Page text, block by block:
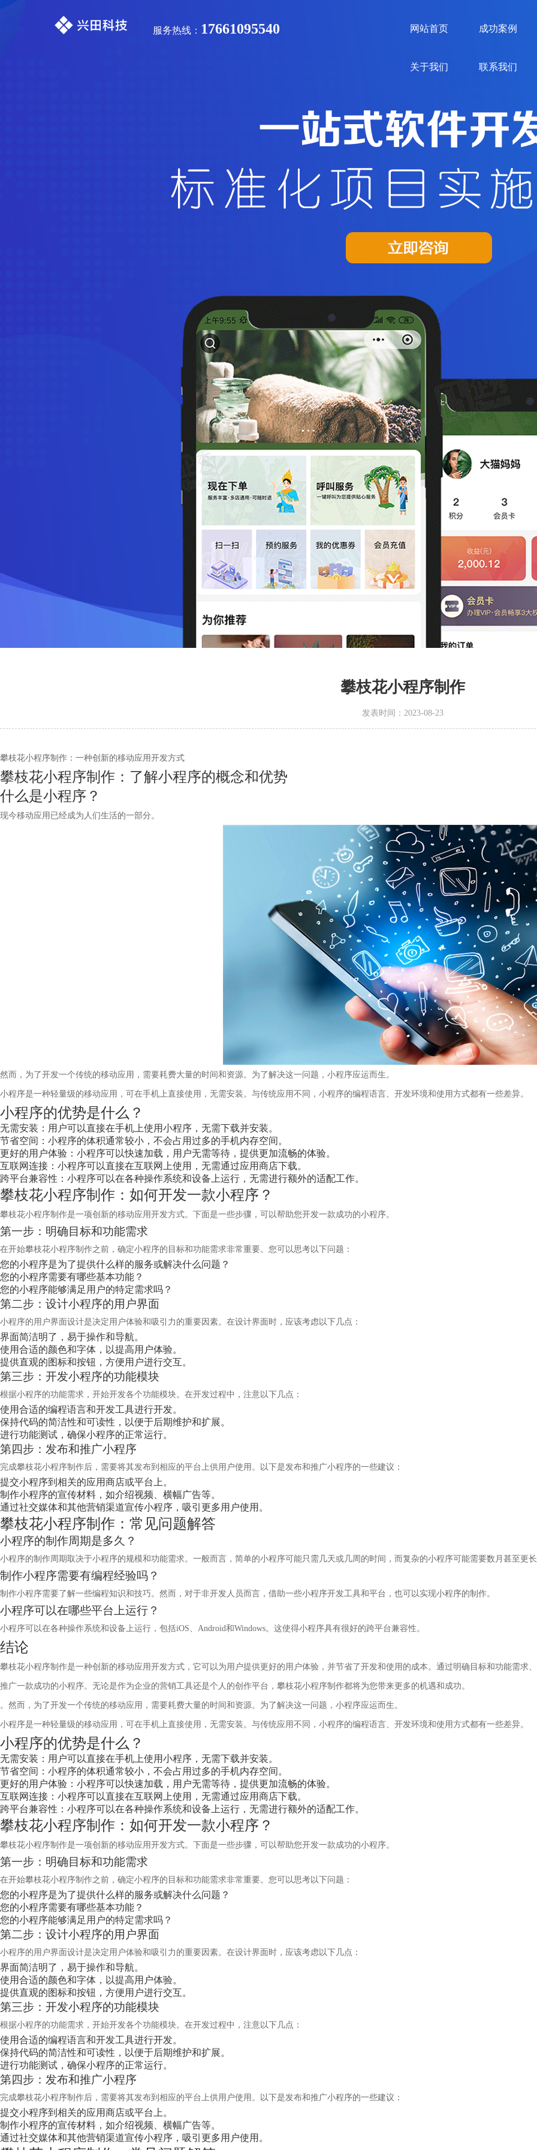
服务热线： 17661095540 网站首页 成功案例
关于我们 联系我们
攀枝花小程序制作
发表时间：2023-08-23
攀枝花小程序制作：一种创新的移动应用开发方式
攀枝花小程序制作：了解小程序的概念和优势
什么是小程序？
现今移动应用已经成为人们生活的一部分。
然而，为了开发一个传统的移动应用，需要耗费大量的时间和资源。为了解决这一问题，小程序应运而生。
小程序是一种轻量级的移动应用，可在手机上直接使用，无需安装。与传统应用不同，小程序的编程语言、开发环境和使用方式都有一些差异。
小程序的优势是什么？
无需安装：用户可以直接在手机上使用小程序，无需下载并安装。
节省空间：小程序的体积通常较小，不会占用过多的手机内存空间。
更好的用户体验：小程序可以快速加载，用户无需等待，提供更加流畅的体验。
互联网连接：小程序可以直接在互联网上使用，无需通过应用商店下载。
跨平台兼容性：小程序可以在各种操作系统和设备上运行，无需进行额外的适配工作。
攀枝花小程序制作：如何开发一款小程序？
攀枝花小程序制作是一项创新的移动应用开发方式。下面是一些步骤，可以帮助您开发一款成功的小程序。
第一步：明确目标和功能需求
在开始攀枝花小程序制作之前，确定小程序的目标和功能需求非常重要。您可以思考以下问题：
您的小程序是为了提供什么样的服务或解决什么问题？
您的小程序需要有哪些基本功能？
您的小程序能够满足用户的特定需求吗？
第二步：设计小程序的用户界面
小程序的用户界面设计是决定用户体验和吸引力的重要因素。在设计界面时，应该考虑以下几点：
界面简洁明了，易于操作和导航。
使用合适的颜色和字体，以提高用户体验。
提供直观的图标和按钮，方便用户进行交互。
第三步：开发小程序的功能模块
根据小程序的功能需求，开始开发各个功能模块。在开发过程中，注意以下几点：
使用合适的编程语言和开发工具进行开发。
保持代码的简洁性和可读性，以便于后期维护和扩展。
进行功能测试，确保小程序的正常运行。
第四步：发布和推广小程序
完成攀枝花小程序制作后，需要将其发布到相应的平台上供用户使用。以下是发布和推广小程序的一些建议：
提交小程序到相关的应用商店或平台上。
制作小程序的宣传材料，如介绍视频、横幅广告等。
通过社交媒体和其他营销渠道宣传小程序，吸引更多用户使用。
攀枝花小程序制作：常见问题解答
小程序的制作周期是多久？
小程序的制作周期取决于小程序的规模和功能需求。一般而言，简单的小程序可能只需几天或几周的时间，而复杂的小程序可能需要数月甚至更
制作小程序需要有编程经验吗？
制作小程序需要了解一些编程知识和技巧。然而，对于非开发人员而言，借助一些小程序开发工具和平台，也可以实现小程序的制作。
小程序可以在哪些平台上运行？
小程序可以在各种操作系统和设备上运行，包括iOS、Android和Windows。这使得小程序具有很好的跨平台兼容性。
结论
攀枝花小程序制作是一种创新的移动应用开发方式，它可以为用户提供更好的用户体验，并节省了开发和使用的成本。通过明确目标和功能需求
推广一款成功的小程序。无论是作为企业的营销工具还是个人的创作平台，攀枝花小程序制作都将为您带来更多的机遇和成功。
。然而，为了开发一个传统的移动应用，需要耗费大量的时间和资源。为了解决这一问题，小程序应运而生。
小程序是一种轻量级的移动应用，可在手机上直接使用，无需安装。与传统应用不同，小程序的编程语言、开发环境和使用方式都有一些差异。
小程序的优势是什么？
无需安装：用户可以直接在手机上使用小程序，无需下载并安装。
节省空间：小程序的体积通常较小，不会占用过多的手机内存空间。
更好的用户体验：小程序可以快速加载，用户无需等待，提供更加流畅的体验。
互联网连接：小程序可以直接在互联网上使用，无需通过应用商店下载。
跨平台兼容性：小程序可以在各种操作系统和设备上运行，无需进行额外的适配工作。
攀枝花小程序制作：如何开发一款小程序？
攀枝花小程序制作是一项创新的移动应用开发方式。下面是一些步骤，可以帮助您开发一款成功的小程序。
第一步：明确目标和功能需求
在开始攀枝花小程序制作之前，确定小程序的目标和功能需求非常重要。您可以思考以下问题：
您的小程序是为了提供什么样的服务或解决什么问题？
您的小程序需要有哪些基本功能？
您的小程序能够满足用户的特定需求吗？
第二步：设计小程序的用户界面
小程序的用户界面设计是决定用户体验和吸引力的重要因素。在设计界面时，应该考虑以下几点：
界面简洁明了，易于操作和导航。
使用合适的颜色和字体，以提高用户体验。
提供直观的图标和按钮，方便用户进行交互。
第三步：开发小程序的功能模块
根据小程序的功能需求，开始开发各个功能模块。在开发过程中，注意以下几点：
使用合适的编程语言和开发工具进行开发。
保持代码的简洁性和可读性，以便于后期维护和扩展。
进行功能测试，确保小程序的正常运行。
第四步：发布和推广小程序
完成攀枝花小程序制作后，需要将其发布到相应的平台上供用户使用。以下是发布和推广小程序的一些建议：
提交小程序到相关的应用商店或平台上。
制作小程序的宣传材料，如介绍视频、横幅广告等。
通过社交媒体和其他营销渠道宣传小程序，吸引更多用户使用。